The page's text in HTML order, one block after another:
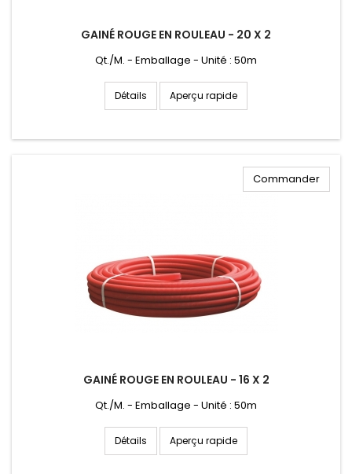
GAINÉ ROUGE EN ROULEAU - 20 X 2
Qt./M. - Emballage - Unité : 50m
Détails Aperçu rapide
GAINÉ ROUGE EN ROULEAU - 16 X 2
Qt./M. - Emballage - Unité : 50m
Détails Aperçu rapide
Commander